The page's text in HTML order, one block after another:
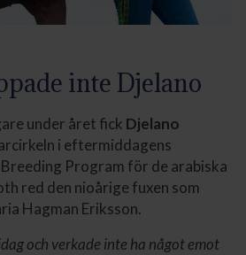
inte Djelano
under året fick Djelano
i eftermiddagens
Program för de arabiska
red den nioårige fuxen som
Hagman Eriksson.
och verkade inte ha något emot